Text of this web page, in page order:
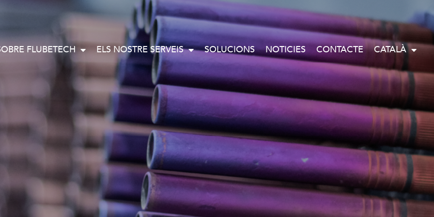
FLUBETECH ELS NOSTRE SERVEIS SOLUCIONS NOTICIES CONTACTE CATALÀ